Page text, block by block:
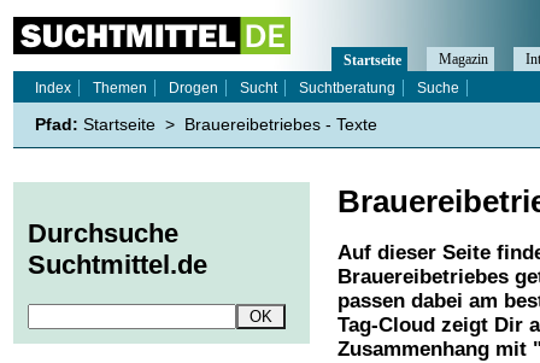
Auf dieser Seite
Brauereibetriebes
passen dabei am
Tag-Cloud zeigt Dir
Zusammenhang mit
Startseite Magazin
Index
Themen Drogen Sucht Suchtberatung Suche
Pfad: Startseite > Brauereibetriebes - Texte
Durchsuche
Suchtmittel.de